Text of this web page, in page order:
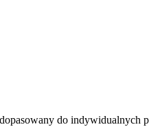
do